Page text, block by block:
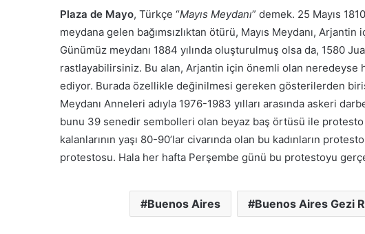
Plaza de Mayo, Türkçe “Mayıs Meydanı” demek. 25 Mayıs
meydana gelen bağımsızlıktan ötürü, Mayıs Meydanı,
Günümüz meydanı 1884 yılında oluşturulmuş olsa da, 1580
rastlayabilirsiniz. Bu alan, Arjantin için önemli olan
ediyor. Burada özellikle değinilmesi gereken gösterilerden
Meydanı Anneleri adıyla 1976-1983 yılları arasında askeri
bunu 39 senedir sembolleri olan beyaz baş örtüsü ile
kalanlarının yaşı 80-90’lar civarında olan bu kadınların
protestosu. Hala her hafta Perşembe günü bu protestoyu
Buenos Aires Buenos Aires Gezi